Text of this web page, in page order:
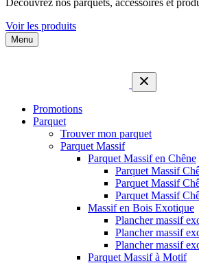
Découvrez nos parquets, accessoires et
Voir les produits
Menu
Promotions
Parquet
Trouver mon parquet
Parquet Massif
Parquet Massif en Chêne
Parquet Massif
Parquet Massif
Parquet Massif
Massif en Bois Exotique
Plancher massif
Plancher massif
Plancher massif
Parquet Massif à Motif